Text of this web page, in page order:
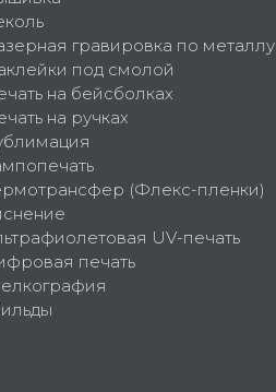
гравировка по металлу
под смолой
на бейсболках
на ручках
(Флекс-пленки)
UV-печать
печать